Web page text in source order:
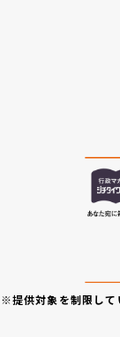
※提供対象を制限して